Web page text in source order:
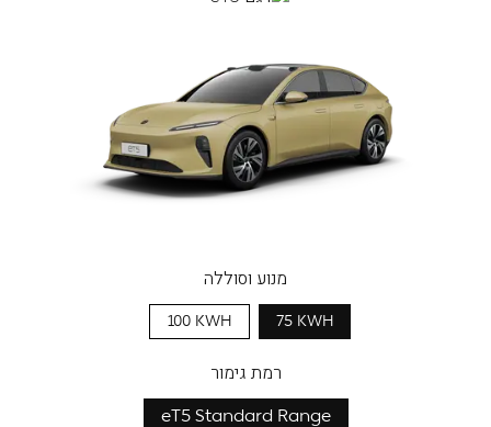
מנוע וסוללה
75 KWH
100 KWH
רמת גימור
eT5 Standard Range